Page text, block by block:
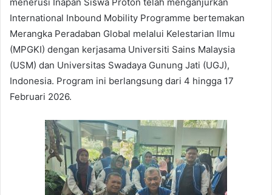
International Inbound Mobility Programme bertemakan
Merangka Peradaban Global melalui Kelestarian Ilmu
(MPGKI) dengan kerjasama Universiti Sains Malaysia
(USM) dan Universitas Swadaya Gunung Jati (UGJ),
Indonesia. Program ini berlangsung dari 4 hingga 17
Februari 2026.